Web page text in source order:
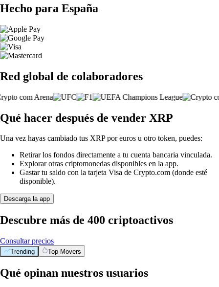
Hecho para España
Red global de colaboradores
Qué hacer después de vender XRP
Una vez hayas cambiado tus XRP por euros u otro token, puedes:
Retirar los fondos directamente a tu cuenta bancaria vinculada.
Explorar otras criptomonedas disponibles en la app.
Gastar tu saldo con la tarjeta Visa de Crypto.com (donde esté
disponible).
Descarga la app
Descubre más de 400 criptoactivos
Consultar precios
Trending Top Movers
Qué opinan nuestros usuarios